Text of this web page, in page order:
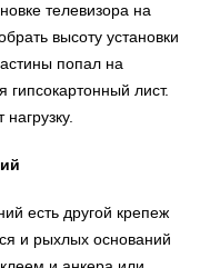
телевизора на
высоту установки
попал на
гипсокартонный лист.
есть другой крепеж
и рыхлых оснований